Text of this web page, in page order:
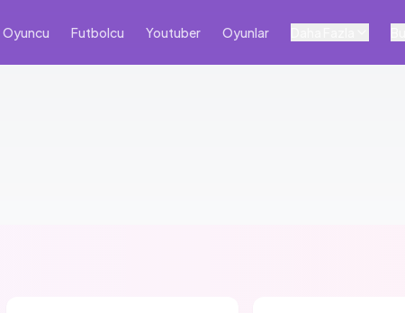
Oyuncu Futbolcu Youtuber Oyunlar